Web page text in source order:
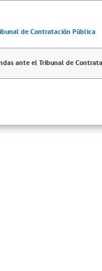
de Contratación Pública
ante el Tribunal de